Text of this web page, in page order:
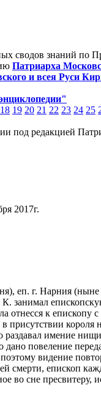
сводов знаний по
Патриарха
и всея Руси
18 19 20 21 22 23 24 25
под редакцией
2017г.
еп. г. Нарния
занимал
отнесся к
присутствии короля
имение
повеление
видение
смерти, епископ
во сне